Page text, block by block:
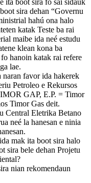
ita boot sira fo sai sidauk
sira dehan “Governu
hahú ona halo
katak Teste ba rai
maibe ida neé estudu
klean kona ba
hanoin katak rai refere
lae.
favor ida hakerek
Petroleo e Rekursos
GAP, E.P. = Timor
Timor Gas deit.
Central Eletrika Betano
neé la hanesan e ninia
mak ita boot sira halo
sira bele dehan Projetu
nian rekomendaun